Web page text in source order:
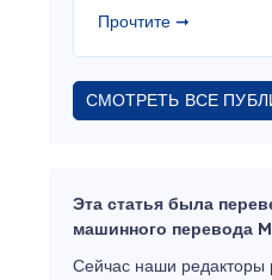
Прочтите ➞
СМОТРЕТЬ ВСЕ
Эта статья была
машинного перевода
Сейчас наши редакторы